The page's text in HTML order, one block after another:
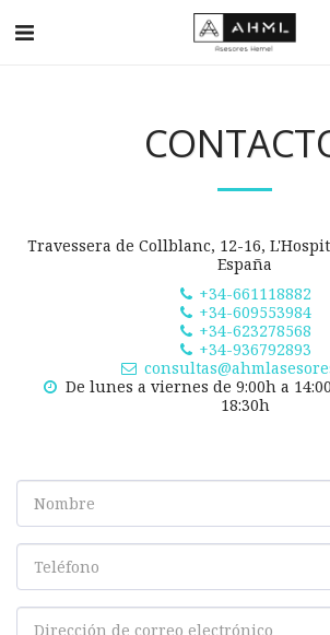
Travessera de Collblanc, 12-16,
España
+34-661118882
+34-609553984
+34-623278568
+34-936792893
De lunes a viernes de 9:00h a
18:30h